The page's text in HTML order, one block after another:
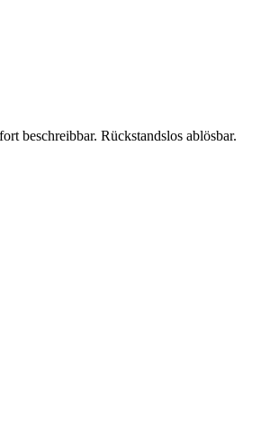
beschreibbar. Rückstandslos ablösbar.